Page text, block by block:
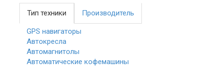
Тип техники Производитель
GPS навигаторы
Автокресла
Автомагнитолы
Автоматические кофемашины